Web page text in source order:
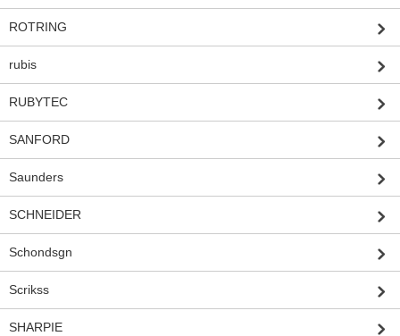
ROTRING
rubis
RUBYTEC
SANFORD
Saunders
SCHNEIDER
Schondsgn
Scrikss
SHARPIE